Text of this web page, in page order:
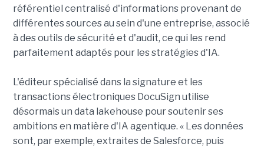
référentiel centralisé d'informations provenant de
différentes sources au sein d'une entreprise, associé
à des outils de sécurité et d'audit, ce qui les rend
parfaitement adaptés pour les stratégies d'IA.
L'éditeur spécialisé dans la signature et les
transactions électroniques DocuSign utilise
désormais un data lakehouse pour soutenir ses
ambitions en matière d'IA agentique. « Les données
sont, par exemple, extraites de Salesforce, puis